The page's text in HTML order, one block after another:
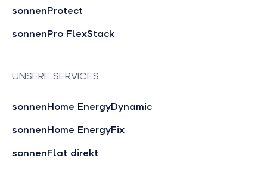
sonnenProtect
sonnenPro FlexStack
UNSERE SERVICES
sonnenHome EnergyDynamic
sonnenHome EnergyFix
sonnenFlat direkt